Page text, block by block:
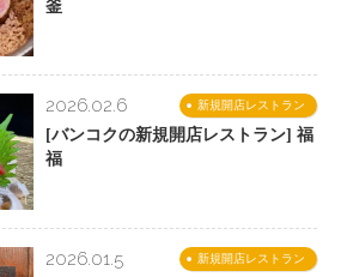
釜
新規開店レストラン
2026.02.6
[バンコクの新規開店レストラン] 福
福
新規開店レストラン
2026.01.5